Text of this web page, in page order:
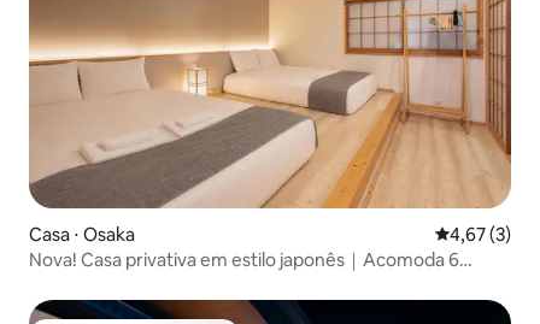
Casa ⋅ Osaka 4,67 de
4,67 (3)
Nova! Casa privativa em estilo japonês｜Acomoda 6